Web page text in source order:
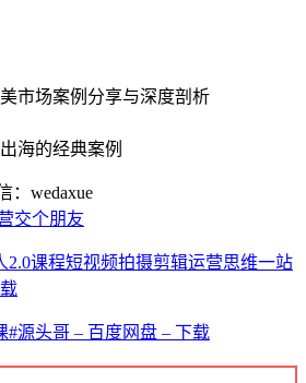
市场案例分享与深度剖析
海的经典案例
：wedaxue
交个朋友
2.0课程短视频拍摄剪辑运营思维一站
#源头哥 – 百度网盘 – 下载